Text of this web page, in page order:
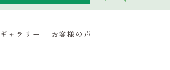
ギャラリー
お客様の声